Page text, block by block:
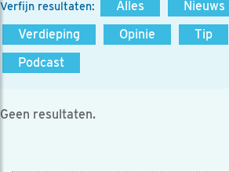
Verfijn resultaten: Alles Nieuws
Verdieping
Opinie Tip
Podcast
Geen resultaten.